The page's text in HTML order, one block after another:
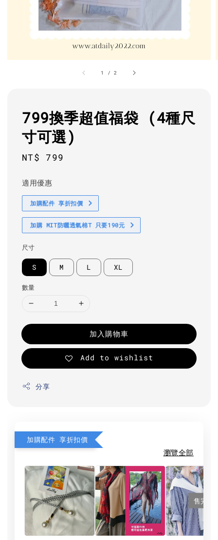
1 /2
799換季超值福袋 (4種尺
寸可選)
Regular
NT$ 799
適用優惠
加購配件 享折扣價
加購 MIT防曬透氣棉T 只要190元
尺寸
S M L XL
數量
加入購物車
Add to wishlist
分享
加購配件 享折扣價
瀏覽全部
售完